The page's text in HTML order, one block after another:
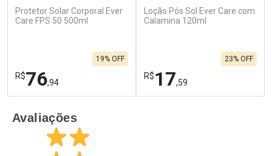
Ativar Desconto Ativar Desconto
Protetor Solar Corporal Ever
Care FPS 50 500ml
R$76,94
19% OFF
Laboratório
Por Menos
Loção Pós Sol Ever Care com
Calamina 120ml
R$17,59
23% OFF
Avaliações